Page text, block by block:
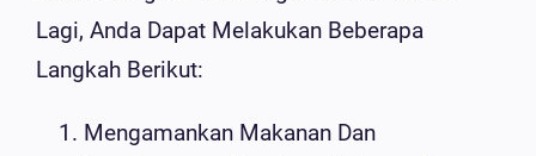
Lagi, Anda Dapat Melakukan Beberapa
Langkah Berikut:
Mengamankan Makanan Dan